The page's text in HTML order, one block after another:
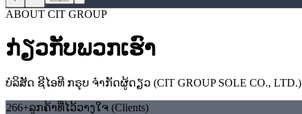
ABOUT CIT GROUP
ກ່ຽວກັບພວກເຮົາ
ບໍລິສັດ ຊີໄອທີ ກຣຸບ ຈຳກັດຜູ້ດຽວ (CIT GROUP SOLE CO., LTD.)
266+ລູກຄ້າທີ່ໄວ້ວາງໃຈ (Clients)